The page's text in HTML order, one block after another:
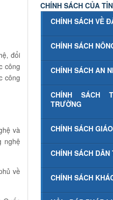
đổi
công
công
và
nghệ
về
CHÍNH SÁCH CỦA
CHÍNH SÁCH VỀ
CHÍNH SÁCH
CHÍNH SÁCH AN
CHÍNH SÁCH
TRƯỜNG
CHÍNH SÁCH
CHÍNH SÁCH
CHÍNH SÁCH